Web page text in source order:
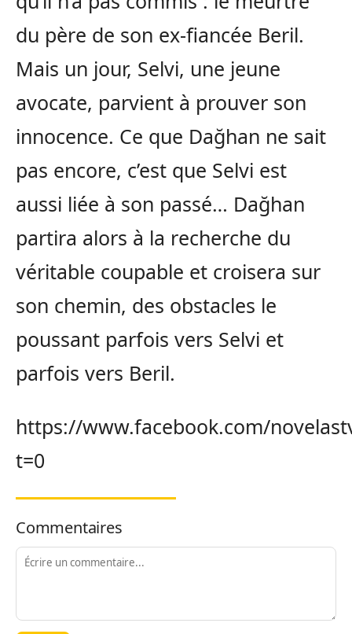
du père de son ex-fiancée Beril.
Mais un jour, Selvi, une jeune
avocate, parvient à prouver son
innocence. Ce que Dağhan ne sait
pas encore, c’est que Selvi est
aussi liée à son passé… Dağhan
partira alors à la recherche du
véritable coupable et croisera sur
son chemin, des obstacles le
poussant parfois vers Selvi et
parfois vers Beril.
https://www.facebook.com/
t=0
Commentaires